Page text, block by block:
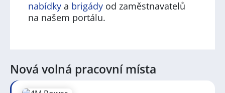
nabídky a brigády od zaměstnavatelů
na našem portálu.
Nová volná pracovní místa